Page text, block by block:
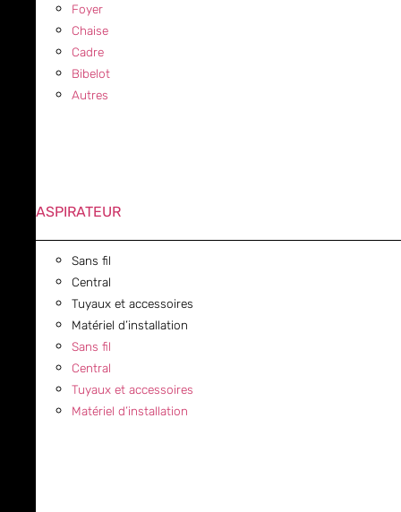
Foyer
Chaise
Cadre
Bibelot
Autres
ASPIRATEUR
Sans fil
Central
Tuyaux et accessoires
Matériel d’installation
Sans fil
Central
Tuyaux et accessoires
Matériel d’installation